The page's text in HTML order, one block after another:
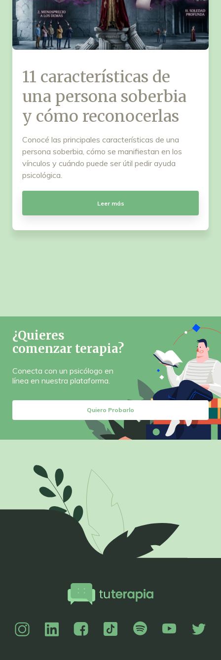
11 características de
una persona soberbia
y cómo reconocerlas
Conocé las principales características de una
persona soberbia, cómo se manifiestan en los
vínculos y cuándo puede ser útil pedir ayuda
psicológica.
Leer más
¿Quieres
comenzar terapia?
Conecta con un psicólogo en
línea en nuestra plataforma.
Quiero Probarlo